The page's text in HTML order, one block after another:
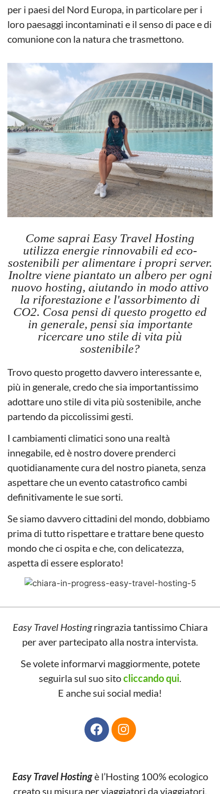
per i paesi del Nord Europa, in particolare per i
loro paesaggi incontaminati e il senso di pace e di
comunione con la natura che trasmettono.
Come saprai Easy Travel Hosting
utilizza energie rinnovabili ed eco-
sostenibili per alimentare i propri server.
Inoltre viene piantato un albero per ogni
nuovo hosting, aiutando in modo attivo
la riforestazione e l'assorbimento di
CO2. Cosa pensi di questo progetto ed
in generale, pensi sia importante
ricercare uno stile di vita più
sostenibile?
Trovo questo progetto davvero interessante e,
più in generale, credo che sia importantissimo
adottare uno stile di vita più sostenibile, anche
partendo da piccolissimi gesti.
I cambiamenti climatici sono una realtà
innegabile, ed è nostro dovere prenderci
quotidianamente cura del nostro pianeta, senza
aspettare che un evento catastrofico cambi
definitivamente le sue sorti.
Se siamo davvero cittadini del mondo, dobbiamo
prima di tutto rispettare e trattare bene questo
mondo che ci ospita e che, con delicatezza,
aspetta di essere esplorato!
Easy Travel Hostingringrazia tantissimo Chiara
per aver partecipato alla nostra intervista.
Se volete informarvi maggiormente, potete
seguirla sul suo sitocliccando qui.
E anche sui social media!
Easy Travel Hostingè l’Hosting 100% ecologico
creato su misura per viaggiatori da viaggiatori.